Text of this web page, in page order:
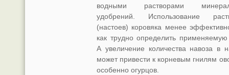
водными растворами
удобрений. Использование
(настоев) коровяка менее
как трудно определить применяемую
А увеличение количества навоза в
может привести к корневым гнилям
особенно огурцов.